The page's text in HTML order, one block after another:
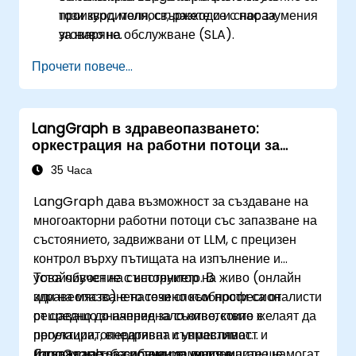
производителност, разходи и споразумения
за ниво на обслужване (SLA).
този курс, моля, свържете се с нас за
уговаряне.
Прочети повече...
LangGraph в здравеопазването:
оркестрация на работни потоци за
регулирани среди
35 Часа
LangGraph дава възможност за създаване на
многоакторни работни потоци със запазване на
състоянието, задвижвани от LLM, с прецизен
контрол върху пътищата на изпълнение и
устойчивост на състоянието. В
здравеопазването тези способности са от
решаващо значение за съответствие с
регулации, оперативна съвместимост и
Това обучение с инструктор на живо (онлайн
или на място) е насочено към професионалисти
от средно до напреднало ниво, които желаят да
проектират, внедряват и управляват